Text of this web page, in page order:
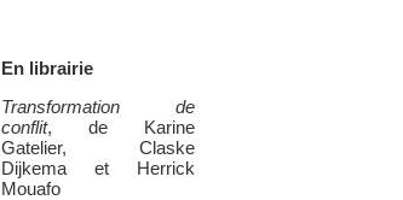
En librairie
Transformation de
conflit, de Karine
Gatelier, Claske
Dijkema et Herrick
Mouafo